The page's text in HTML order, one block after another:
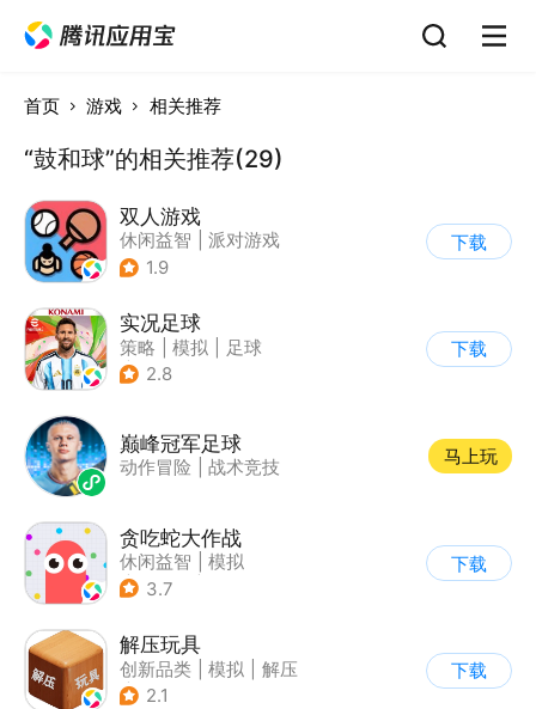
首页 游戏 相关推荐
“鼓和球”的相关推荐(29)
双人游戏
休闲益智
派对游戏
1.9
下载
实况足球
策略 模拟
足球
| 实况足球
2.8
下载
巅峰冠军足球
动作冒险 战术竞技
马上玩
贪吃蛇大作战
休闲益智
模拟
| 贪吃蛇
3.7
下载
解压玩具
创新品类 模拟
解压
| 卡通
2.1
下载